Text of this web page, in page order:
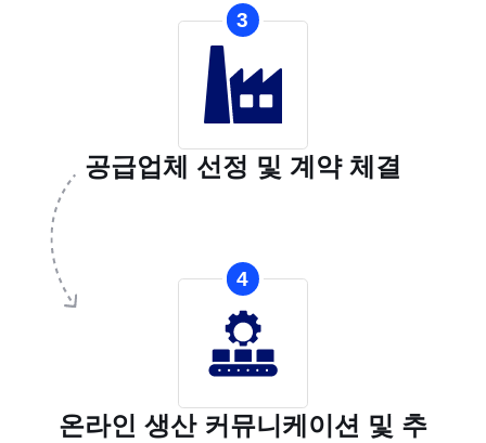
3
공급업체 선정 및 계약 체결
4
온라인 생산 커뮤니케이션 및 추